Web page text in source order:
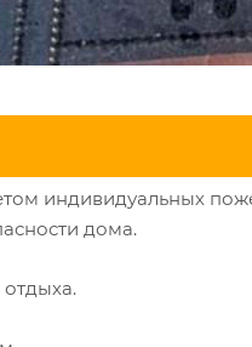
индивидуальных
дома.